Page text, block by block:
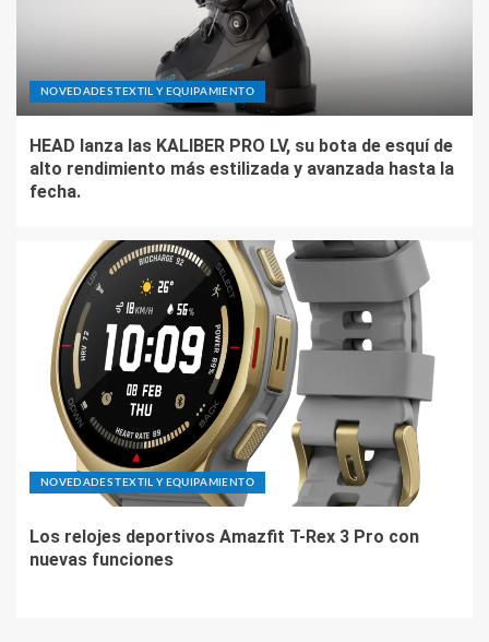
NOVEDADES TEXTIL Y EQUIPAMIENTO
HEAD lanza las KALIBER PRO LV, su bota de esquí de
alto rendimiento más estilizada y avanzada hasta la
fecha.
NOVEDADES TEXTIL Y EQUIPAMIENTO
Los relojes deportivos Amazfit T-Rex 3 Pro con
nuevas funciones